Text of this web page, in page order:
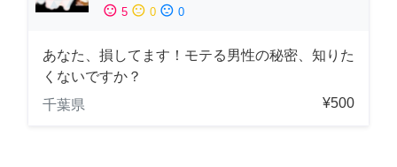
sentiment_satisfied 5 sentiment_neutral 0 sentiment_dissatisfied 0
あなた、損してます！モテる男性の秘密、知りた
くないですか？
千葉県
¥500